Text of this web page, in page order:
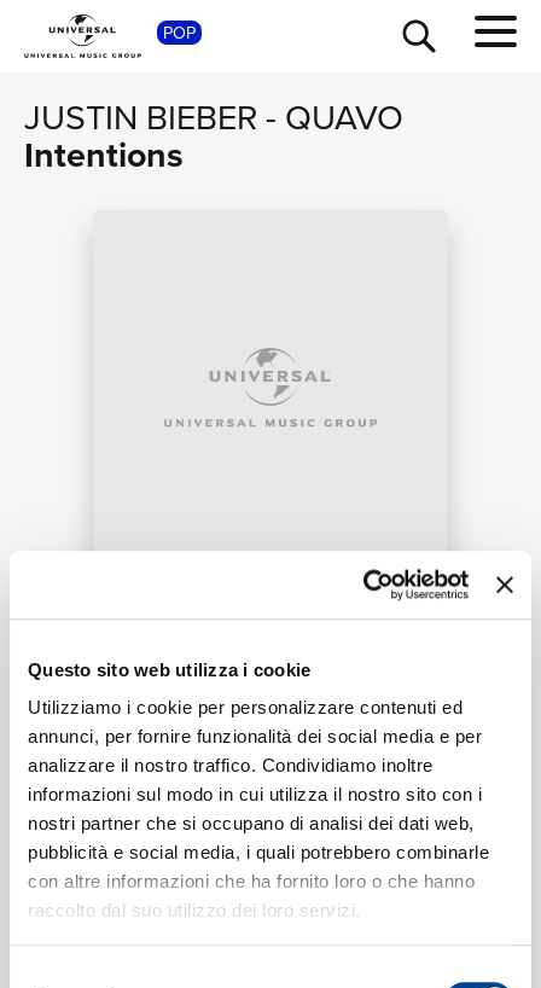
Questo sito web utilizza i cookie
Utilizziamo i cookie per personalizzare contenuti ed
annunci, per fornire funzionalità dei social media e per
analizzare il nostro traffico. Condividiamo inoltre
informazioni sul modo in cui utilizza il nostro sito con i
nostri partner che si occupano di analisi dei dati web,
pubblicità e social media, i quali potrebbero combinarle
con altre informazioni che ha fornito loro o che hanno
raccolto dal suo utilizzo dei loro servizi.
POP
JUSTIN BIEBER - QUAVO
Intentions
1 Intentions
03:33
Justin Bieber, Quavo
Formati disponibili:
SHOP
TOUR
NEWS
RICERCA
CHI SIAMO
CONTATTI
NEWSLETTER